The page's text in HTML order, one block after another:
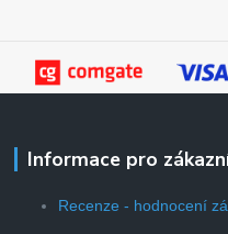
Informace pro
Recenze - hodnocení